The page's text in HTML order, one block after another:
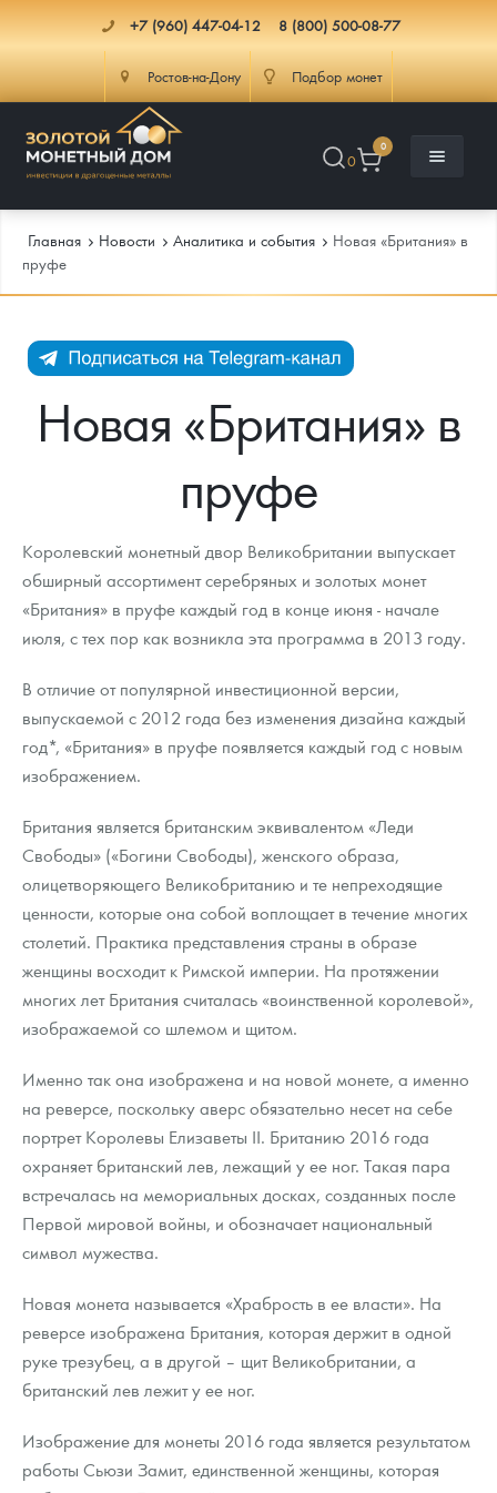
+7 (960) 447-04-12 8 (800) 500-08-77
Ростов-на-Дону Подбор монет
0
0
Каталог Монет
Инвестиционные монеты
Памятные монеты России и СССР
Монеты Царской России
Монеты стран мира после 1950г
Георгий Победоносец
Золотой червонец Сеятель
Гарри Поттер
Флот: ледоколы и корабли
Жетоны "Необыкновенные обитатели глубин"
Ювелирные изделия
Русская нумизматика
Наборы подарочных и коллекционных монет
Монеты и жетоны из недрагоценных металлов
Книги по нумизматике
Инфо
Как сделать заказ
Гарантии
Выкуп монет
Памятка для работы с монетами из драгметаллов
Условия возврата
Политика конфиденциальности
Политика использования Cookies
Положение по обработке и защите персональных данных
Доставка
Информация
Распродажа монет и жетонов
Аналитика и события
Итоги 2025 года. Прогноз курсов золота, серебра, платины на
Cтатьи
Котировки
Курс золота и серебра
Скупка слитков
Контакты
Наши преимущества
Письмо директору
Главная Новости Аналитика и события
Новая «Британия» в
пруфе
Новая «Британия» в
пруфе
Королевский монетный двор Великобритании выпускает
обширный ассортимент серебряных и золотых монет
«Британия» в пруфе каждый год в конце июня - начале
июля, с тех пор как возникла эта программа в 2013 году.
В отличие от популярной инвестиционной версии,
выпускаемой с 2012 года без изменения дизайна каждый
год*, «Британия» в пруфе появляется каждый год с новым
изображением.
Британия является британским эквивалентом «Леди
Свободы» («Богини Свободы), женского образа,
олицетворяющего Великобританию и те непреходящие
ценности, которые она собой воплощает в течение многих
столетий. Практика представления страны в образе
женщины восходит к Римской империи. На протяжении
многих лет Британия считалась «воинственной королевой»,
изображаемой со шлемом и щитом.
Именно так она изображена и на новой монете, а именно
на реверсе, поскольку аверс обязательно несет на себе
портрет Королевы Елизаветы ІІ. Британию 2016 года
охраняет британский лев, лежащий у ее ног. Такая пара
встречалась на мемориальных досках, созданных после
Первой мировой войны, и обозначает национальный
символ мужества.
Новая монета называется «Храбрость в ее власти». На
реверсе изображена Британия, которая держит в одной
руке трезубец, а в другой – щит Великобритании, а
британский лев лежит у ее ног.
Изображение для монеты 2016 года является результатом
работы Сьюзи Замит, единственной женщины, которая